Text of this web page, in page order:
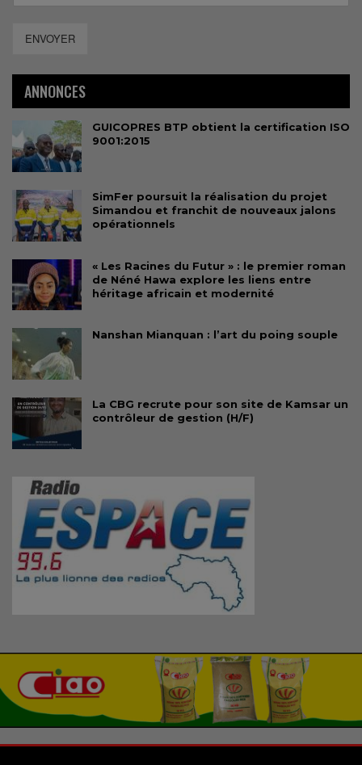
ENVOYER
ANNONCES
GUICOPRES BTP obtient la certification ISO
9001:2015
SimFer poursuit la réalisation du projet
Simandou et franchit de nouveaux jalons
opérationnels
« Les Racines du Futur » : le premier roman
de Néné Hawa explore les liens entre
héritage africain et modernité
Nanshan Mianquan : l’art du poing souple
La CBG recrute pour son site de Kamsar un
contrôleur de gestion (H/F)